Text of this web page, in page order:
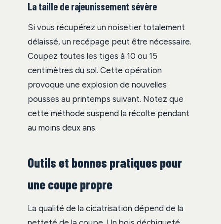
La taille de rajeunissement sévère
Si vous récupérez un noisetier totalement
délaissé, un recépage peut être nécessaire.
Coupez toutes les tiges à 10 ou 15
centimètres du sol. Cette opération
provoque une explosion de nouvelles
pousses au printemps suivant. Notez que
cette méthode suspend la récolte pendant
au moins deux ans.
Outils et bonnes pratiques pour
une coupe propre
La qualité de la cicatrisation dépend de la